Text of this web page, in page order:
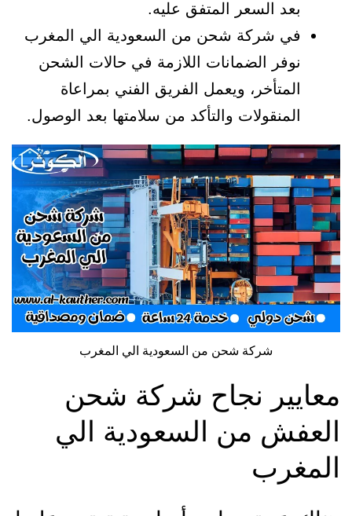
بعد السعر المتفق عليه.
في شركة شحن من السعودية الي المغرب
نوفر الضمانات اللازمة في حالات الشحن
المتأخر، ويعمل الفريق الفني بمراعاة
المنقولات والتأكد من سلامتها بعد الوصول.
شركة شحن من السعودية الي المغرب
معايير نجاح شركة شحن
العفش من السعودية الي
المغرب